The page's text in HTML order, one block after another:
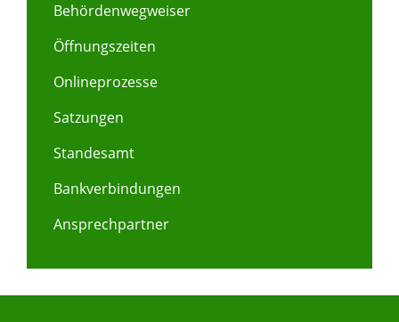
Behördenwegweiser
Öffnungszeiten
Onlineprozesse
Satzungen
Standesamt
Bankverbindungen
Ansprechpartner